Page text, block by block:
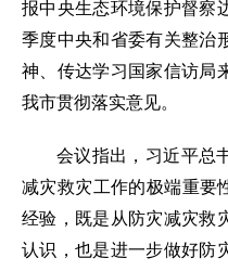
报中央生态环境保护督察
季度中央和省委有关整治
神、传达学习国家信访局
我市贯彻落实意见。
会议指出，习近平总
减灾救灾工作的极端重要
经验，既是从防灾减灾救
认识，也是进一步做好防